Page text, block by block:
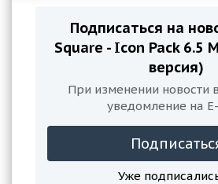
Подписаться на
Square - Icon Pack 6.5
версия)
При изменении новости
уведомление на
Уже